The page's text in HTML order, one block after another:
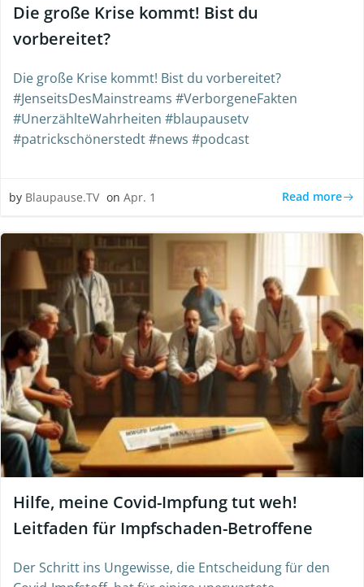
Die große Krise kommt! Bist du
vorbereitet?
Die große Krise kommt! Bist du vorbereitet?
#JenseitsDesMainstreams #VerborgeneFakten
#UnerzählteWahrheiten #blaupausetv
#patrickschönerstedt #news #podcast
by Blaupause.TV on Apr. 1 Read more
Hilfe, meine Covid-Impfung tut weh!
Leitfaden für Impfschaden-Betroffene
Der Schritt ins Ungewisse, die Entscheidung für den